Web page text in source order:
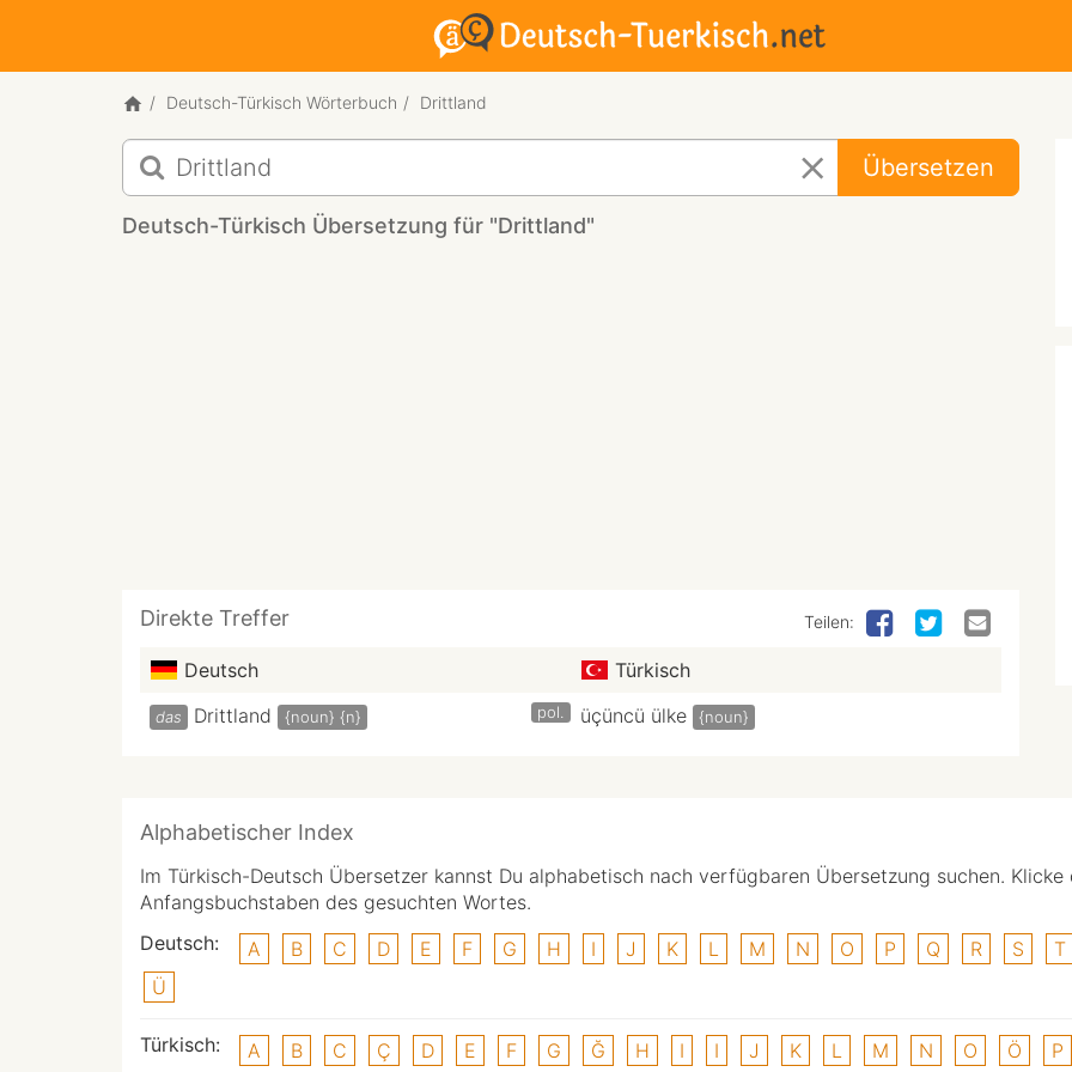
Deutsch-Türkisch Wörterbuch Drittland
Deutsch-
Türkisch
Übersetzung
für
Übersetzen
Deutsch-Türkisch Übersetzung für "Drittland"
Direkte Treffer Teilen:
Deutsch Türkisch
das Drittland {noun} {n} pol. üçüncü ülke {noun}
Alphabetischer Index
Im Türkisch-Deutsch Übersetzer kannst Du alphabetisch nach verfügbaren Übersetzung suchen.
Anfangsbuchstaben des gesuchten Wortes.
Deutsch:
A B C D E F G H I J K L M N O P Q R S
T
Ü
Türkisch: A B C Ç D E F G Ğ H I I J K L M N O Ö P